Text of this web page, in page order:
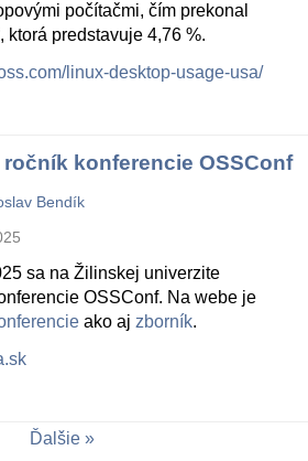
počítačmi, čím prekonal
ktorá predstavuje 4,76 %.
linux-desktop-usage-usa/
konferencie OSSConf
Bendík
sa na Žilinskej univerzite
OSSConf. Na webe je
ako aj zborník.
Ďalšie